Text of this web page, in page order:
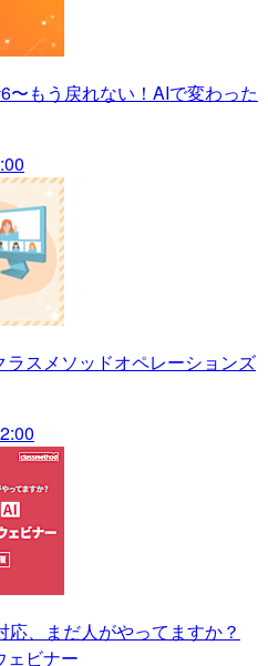
〜もう戻れない！AIで変わった
ラスメソッドオペレーションズ
応、まだ人がやってますか？
ェビナー